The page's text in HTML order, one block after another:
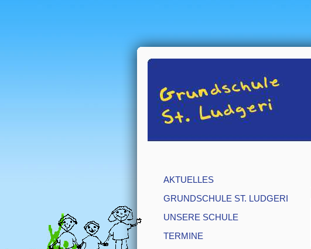
AKTUELLES
GRUNDSCHULE ST. LUDGERI
UNSERE SCHULE
TERMINE